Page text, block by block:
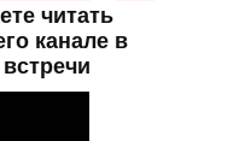
читать
канале в